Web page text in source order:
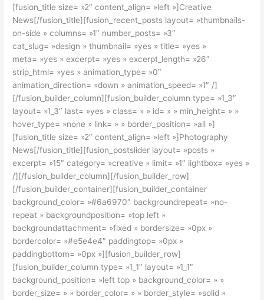
[fusion_title size= »2″ content_align= »left »]Creative
News[/fusion_title][fusion_recent_posts layout= »thumbnails-
on-side » columns= »1″ number_posts= »3″
cat_slug= »design » thumbnail= »yes » title= »yes »
meta= »yes » excerpt= »yes » excerpt_length= »26″
strip_html= »yes » animation_type= »0″
animation_direction= »down » animation_speed= »1″ /]
[/fusion_builder_column][fusion_builder_column type= »1_3″
layout= »1_3″ last= »yes » class= » » id= » » min_height= » »
hover_type= »none » link= » » border_position= »all »]
[fusion_title size= »2″ content_align= »left »]Photography
News[/fusion_title][fusion_postslider layout= »posts »
excerpt= »15″ category= »creative » limit= »1″ lightbox= »yes »
/][/fusion_builder_column][/fusion_builder_row]
[/fusion_builder_container][fusion_builder_container
background_color= »#6a6970″ backgroundrepeat= »no-
repeat » backgroundposition= »top left »
backgroundattachment= »fixed » bordersize= »0px »
bordercolor= »#e5e4e4″ paddingtop= »0px »
paddingbottom= »0px »][fusion_builder_row]
[fusion_builder_column type= »1_1″ layout= »1_1″
background_position= »left top » background_color= » »
border_size= » » border_color= » » border_style= »solid »